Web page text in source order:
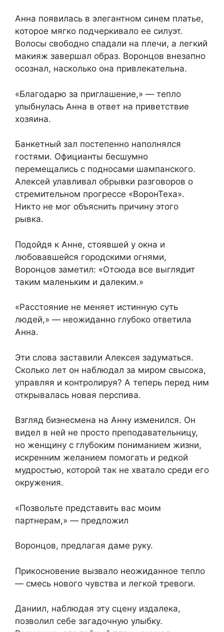
Анна появилась в элегантном синем платье,
которое мягко подчеркивало ее силуэт.
Волосы свободно спадали на плечи, а легкий
макияж завершал образ. Воронцов внезапно
осознал, насколько она привлекательна.
«Благодарю за приглашение,» — тепло
улыбнулась Анна в ответ на приветствие
хозяина.
Банкетный зал постепенно наполнялся
гостями. Официанты бесшумно
перемещались с подносами шампанского.
Алексей улавливал обрывки разговоров о
стремительном прогрессе «ВоронТеха».
Никто не мог объяснить причину этого
рывка.
Подойдя к Анне, стоявшей у окна и
любовавшейся городскими огнями,
Воронцов заметил: «Отсюда все выглядит
таким маленьким и далеким.»
«Расстояние не меняет истинную суть
людей,» — неожиданно глубоко ответила
Анна.
Эти слова заставили Алексея задуматься.
Сколько лет он наблюдал за миром свысока,
управляя и контролируя? А теперь перед ним
открывалась новая перспива.
Взгляд бизнесмена на Анну изменился. Он
видел в ней не просто преподавательницу,
но женщину с глубоким пониманием жизни,
искренним желанием помогать и редкой
мудростью, которой так не хватало среди его
окружения.
«Позвольте представить вас моим
партнерам,» — предложил
Воронцов, предлагая даме руку.
Прикосновение вызвало неожиданное тепло
— смесь нового чувства и легкой тревоги.
Даниил, наблюдая эту сцену издалека,
позволил себе загадочную улыбку.